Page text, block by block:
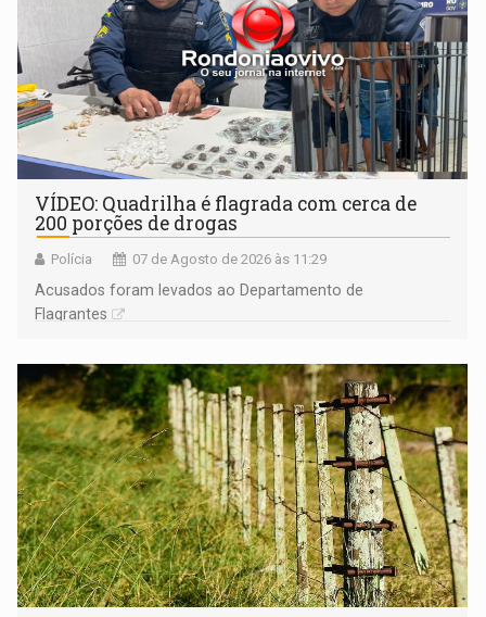
VÍDEO: Quadrilha é flagrada com cerca de
200 porções de drogas
Polícia 07 de Agosto de 2026 às 11:29
Acusados foram levados ao Departamento de
Flagrantes